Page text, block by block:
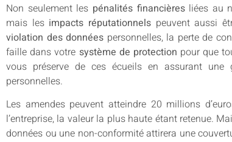
Non seulement les pénalités financièresliées au
mais les impacts réputationnelspeuvent aussi
violation des données personnelles, la perte de
faille dans votre système de protection pour que
vous préserve de ces écueils en assurant une
personnelles.
Les amendes peuvent atteindre 20 millions
l’entreprise, la valeur la plus haute étant retenue.
données ou une non-conformité attirera une